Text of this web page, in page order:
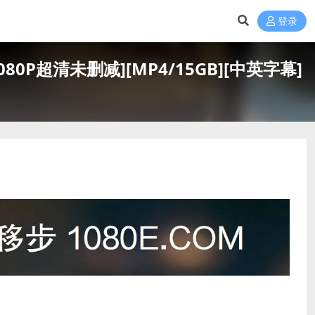
登录
超清未删减][MP4/15GB][中英字幕]